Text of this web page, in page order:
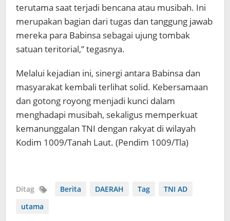
terutama saat terjadi bencana atau musibah. Ini
merupakan bagian dari tugas dan tanggung jawab
mereka para Babinsa sebagai ujung tombak
satuan teritorial,” tegasnya.
Melalui kejadian ini, sinergi antara Babinsa dan
masyarakat kembali terlihat solid. Kebersamaan
dan gotong royong menjadi kunci dalam
menghadapi musibah, sekaligus memperkuat
kemanunggalan TNI dengan rakyat di wilayah
Kodim 1009/Tanah Laut. (Pendim 1009/Tla)
Ditag Berita DAERAH Tag
TNI AD
utama